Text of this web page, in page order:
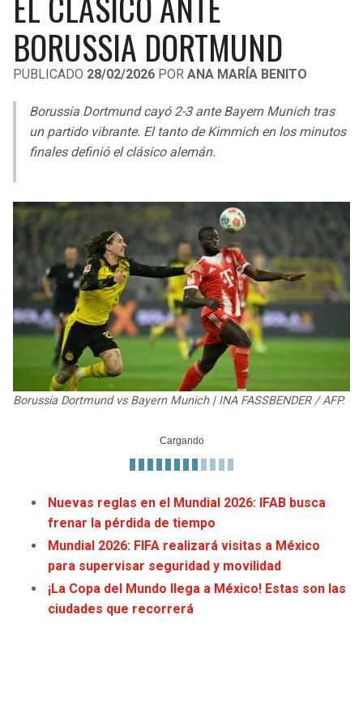
LIGA DE EXPANSIÓN MX
LEAGUES CUP
UEFA EUROPA LEAGUE
UEFA CONFERENCE LEAGUE
MLS
COPA LIBERTADORES
COPA SUDAMERICANA
OTRAS LIGAS
BORUSSIA DORTMUND
PUBLICADO 28/02/2026 POR ANA MARÍA BENITO
Borussia Dortmund cayó 2-3 ante Bayern Munich tras
un partido vibrante. El tanto de Kimmich en los minutos
finales definió el clásico alemán.
Borussia Dortmund vs Bayern Munich | INA FASSBENDER / AFP.
Nuevas reglas en el Mundial 2026: IFAB busca
frenar la pérdida de tiempo
Mundial 2026: FIFA realizará visitas a México
para supervisar seguridad y movilidad
¡La Copa del Mundo llega a México! Estas son las
ciudades que recorrerá